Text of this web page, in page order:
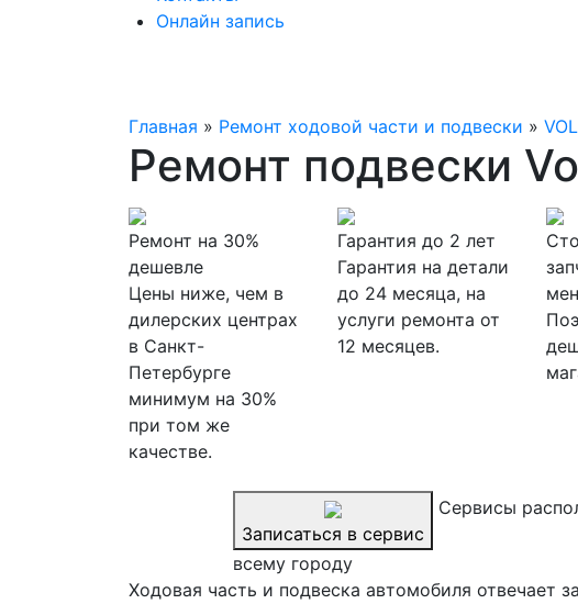
Онлайн запись
Главная » Ремонт ходовой части и подвески »
Ремонт подвески
Ремонт на 30%
дешевле
Цены ниже, чем в
дилерских центрах
в Санкт-
Петербурге
минимум на 30%
при том же
качестве.
Гарантия до 2 лет
Гарантия на детали
до 24 месяца, на
услуги ремонта от
12 месяцев.
Записаться в сервис
Сервисы
всему городу
Ходовая часть и подвеска автомобиля